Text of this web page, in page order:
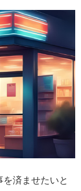
済ませたいと